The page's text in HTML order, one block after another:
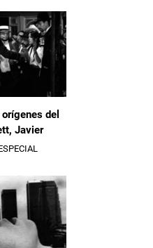
del
Javier